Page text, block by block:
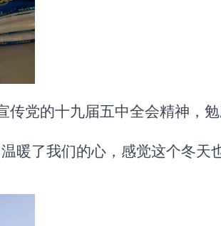
党的十九届五中全会精神，
暖了我们的心，感觉这个冬天